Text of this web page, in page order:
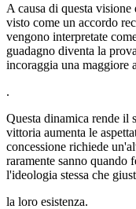
A causa di questa
visto come un accordo
vengono interpretate
guadagno diventa la
incoraggia una maggiore
.
Questa dinamica rende il
vittoria aumenta le
concessione richiede
raramente sanno quando
l'ideologia stessa che
la loro esistenza.